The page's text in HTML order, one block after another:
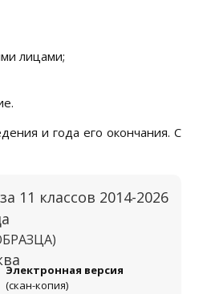
лицами;
и года его окончания. С
11 классов 2014-2026
Электронная версия
(скан-копия)